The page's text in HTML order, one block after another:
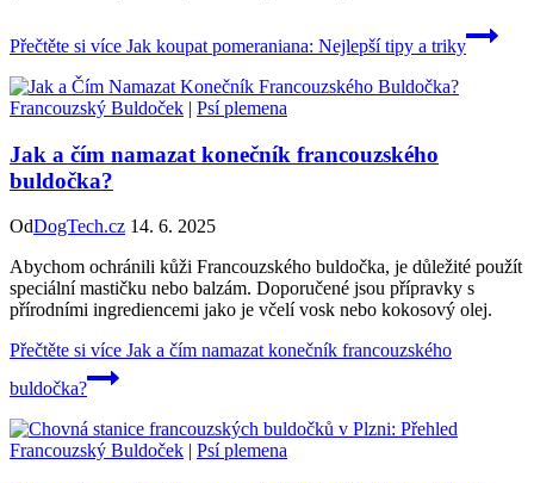
Přečtěte si více Jak koupat pomeraniana: Nejlepší tipy a triky
Francouzský Buldoček | Psí plemena
Jak a čím namazat konečník francouzského
buldočka?
OdDogTech.cz 14. 6. 2025
Abychom ochránili kůži Francouzského buldočka, je důležité použít
speciální mastičku nebo balzám. Doporučené jsou přípravky s
přírodními ingrediencemi jako je včelí vosk nebo kokosový olej.
Přečtěte si více Jak a čím namazat konečník francouzského
buldočka?
Francouzský Buldoček | Psí plemena